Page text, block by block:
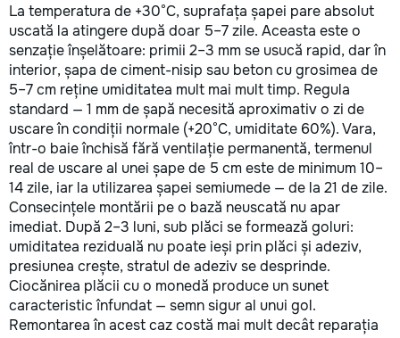
La temperatura de +30°C, suprafața șapei pare absolut
uscată la atingere după doar 5–7 zile. Aceasta este o
senzație înșelătoare: primii 2–3 mm se usucă rapid, dar în
interior, șapa de ciment-nisip sau beton cu grosimea de
5–7 cm reține umiditatea mult mai mult timp. Regula
standard — 1 mm de șapă necesită aproximativ o zi de
uscare în condiții normale (+20°C, umiditate 60%). Vara,
într-o baie închisă fără ventilație permanentă, termenul
real de uscare al unei șape de 5 cm este de minimum 10–
14 zile, iar la utilizarea șapei semiumede — de la 21 de zile.
Consecințele montării pe o bază neuscată nu apar
imediat. După 2–3 luni, sub plăci se formează goluri:
umiditatea reziduală nu poate ieși prin plăci și adeziv,
presiunea crește, stratul de adeziv se desprinde.
Ciocănirea plăcii cu o monedă produce un sunet
caracteristic înfundat — semn sigur al unui gol.
Remontarea în acest caz costă mai mult decât reparația